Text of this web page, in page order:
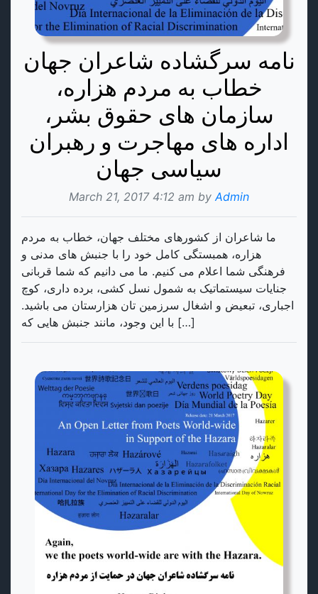
نامه سرگشاده شاعران جهان
خطاب به مردم هزاره،
سازمان های حقوق بشر،
اداره های مهاجرت و رهبران
سیاسی جهان
March 21, 2017 4:12 am byAdmin
ما شاعران از کشورهای مختلف جهان، خطاب به مردم
هزاره، همبستگی کامل خود را با جنبش های مدنی و
فرهنگی شما اعلام می کنیم. ما می دانیم که شما قربانی
جنایات سیستماتیک به شمول نسل کشی، برده داری، کوچ
اجباری، تبعیض و اشغال سرزمین تان هزارستان می باشید.
با این وجود، مانند جنبش هایی که […]